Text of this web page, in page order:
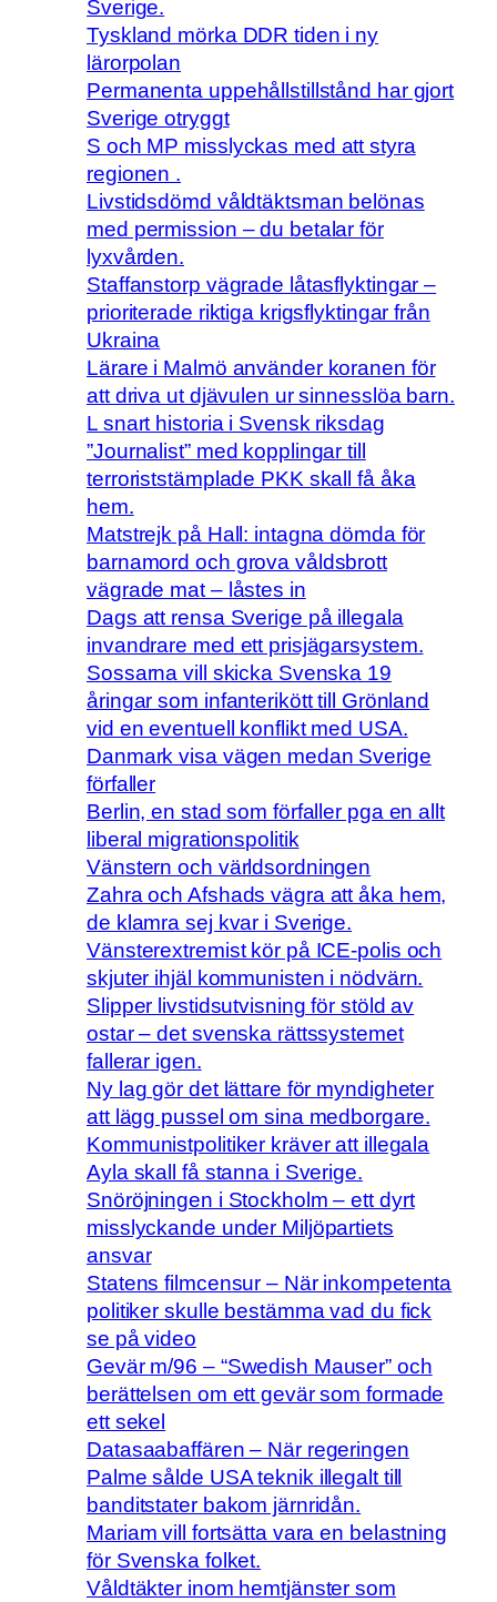
Sverige.
Tyskland mörka DDR tiden i ny
lärorpolan
Permanenta uppehållstillstånd har gjort
Sverige otryggt
S och MP misslyckas med att styra
regionen .
Livstidsdömd våldtäktsman belönas
med permission – du betalar för
lyxvården.
Staffanstorp vägrade låtasflyktingar –
prioriterade riktiga krigsflyktingar från
Ukraina
Lärare i Malmö använder koranen för
att driva ut djävulen ur sinnesslöa barn.
L snart historia i Svensk riksdag
”Journalist” med kopplingar till
terroriststämplade PKK skall få åka
hem.
Matstrejk på Hall: intagna dömda för
barnamord och grova våldsbrott
vägrade mat – låstes in
Dags att rensa Sverige på illegala
invandrare med ett prisjägarsystem.
Sossarna vill skicka Svenska 19
åringar som infanterikött till Grönland
vid en eventuell konflikt med USA.
Danmark visa vägen medan Sverige
förfaller
Berlin, en stad som förfaller pga en allt
liberal migrationspolitik
Vänstern och världsordningen
Zahra och Afshads vägra att åka hem,
de klamra sej kvar i Sverige.
Vänsterextremist kör på ICE-polis och
skjuter ihjäl kommunisten i nödvärn.
Slipper livstidsutvisning för stöld av
ostar – det svenska rättssystemet
fallerar igen.
Ny lag gör det lättare för myndigheter
att lägg pussel om sina medborgare.
Kommunistpolitiker kräver att illegala
Ayla skall få stanna i Sverige.
Snöröjningen i Stockholm – ett dyrt
misslyckande under Miljöpartiets
ansvar
Statens filmcensur – När inkompetenta
politiker skulle bestämma vad du fick
se på video
Gevär m/96 – “Swedish Mauser” och
berättelsen om ett gevär som formade
ett sekel
Datasaabaffären – När regeringen
Palme sålde USA teknik illegalt till
banditstater bakom järnridån.
Mariam vill fortsätta vara en belastning
för Svenska folket.
Våldtäkter inom hemtjänster som